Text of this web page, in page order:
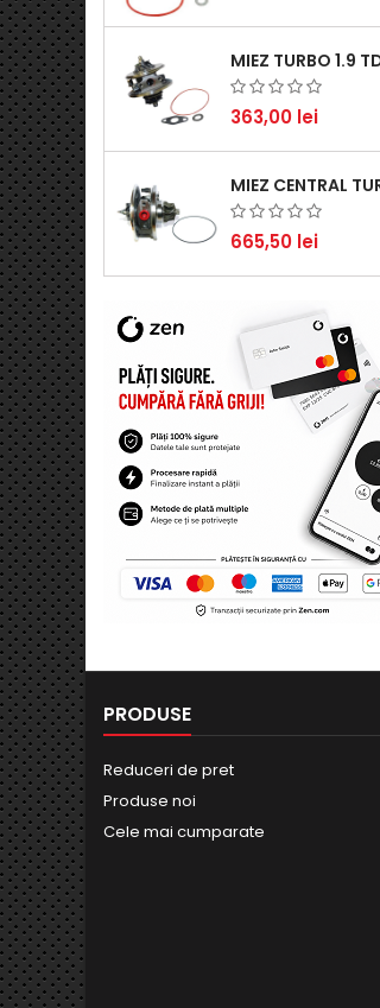
363,00 lei
665,50 lei
PRODUSE
Reduceri de pret
Produse noi
Cele mai cumparate